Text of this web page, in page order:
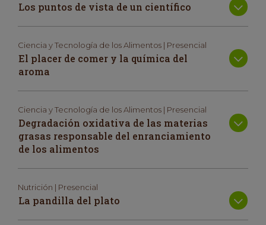
Los puntos de vista de un científico
Ciencia y Tecnología de los Alimentos | Presencial
El placer de comer y la química del
aroma
Ciencia y Tecnología de los Alimentos | Presencial
Degradación oxidativa de las materias
grasas responsable del enranciamiento
de los alimentos
Nutrición | Presencial
La pandilla del plato